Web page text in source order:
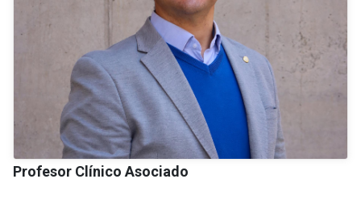
Profesor Clínico Asociado